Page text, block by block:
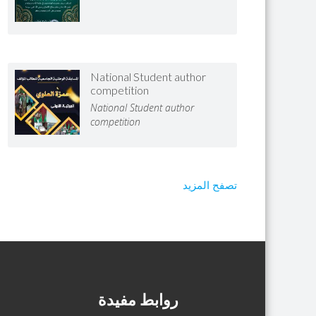
National Student author
competition
National Student author
competition
تصفح المزيد
روابط مفيدة